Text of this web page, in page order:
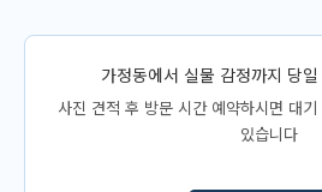
가정동에서 실물 감정까지 당
사진 견적 후 방문 시간 예약하시면 대
있습니다